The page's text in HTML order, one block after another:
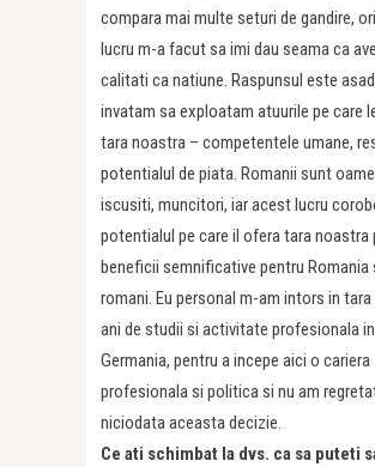
compara mai multe seturi de gandire,
lucru m-a facut sa imi dau seama ca
calitati ca natiune. Raspunsul este
invatam sa exploatam atuurile pe care
tara noastra – competentele umane,
potentialul de piata. Romanii sunt
iscusiti, muncitori, iar acest lucru
potentialul pe care il ofera tara noastra
beneficii semnificative pentru Romania
romani. Eu personal m-am intors in tara
ani de studii si activitate profesionala in
Germania, pentru a incepe aici o cariera
profesionala si politica si nu am
niciodata aceasta decizie.
Ce ati schimbat la dvs. ca sa puteti